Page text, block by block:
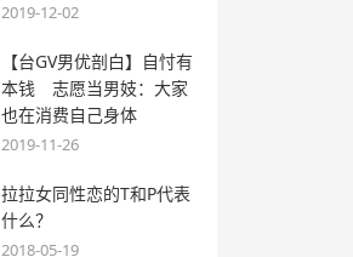
2019-12-02
【台GV男优剖白】自忖有
本钱 志愿当男妓：大家
也在消费自己身体
2019-11-26
拉拉女同性恋的T和P代表
什么？
2018-05-19